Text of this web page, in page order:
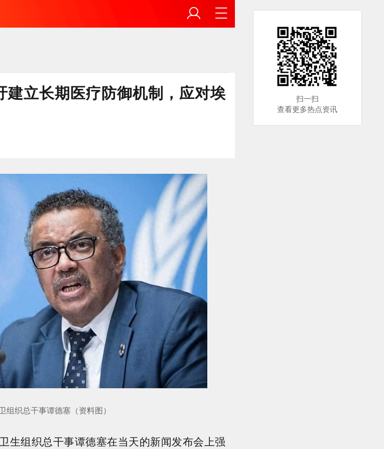
建立长期医疗防御机制，应对埃
组织总干事谭德塞（资料图）
生组织总干事谭德塞在当天的新闻发布会上强
扫一扫
查看更多热点资讯